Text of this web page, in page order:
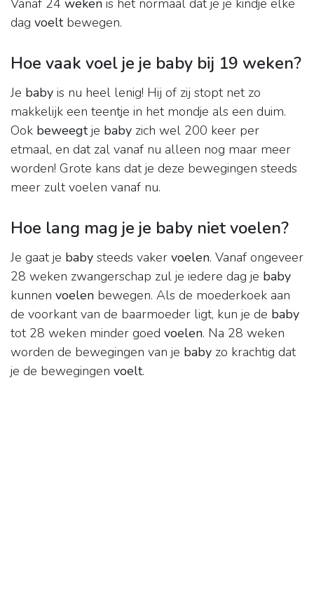
Vanaf 24 weken is het normaal dat je je kindje elke
dag voeltbewegen.
Hoe vaak voel je je baby bij 19 weken?
Je baby is nu heel lenig! Hij of zij stopt net zo
makkelijk een teentje in het mondje als een duim.
Ook beweegtje baby zich wel 200 keer per
etmaal, en dat zal vanaf nu alleen nog maar meer
worden! Grote kans dat je deze bewegingen steeds
meer zult voelen vanaf nu.
Hoe lang mag je je baby niet voelen?
Je gaat je baby steeds vaker voelen. Vanaf ongeveer
28 weken zwangerschap zul je iedere dag je baby
kunnen voelen bewegen. Als de moederkoek aan
de voorkant van de baarmoeder ligt, kun je de baby
tot 28 weken minder goed voelen. Na 28 weken
worden de bewegingen van je baby zo krachtig dat
je de bewegingen voelt.